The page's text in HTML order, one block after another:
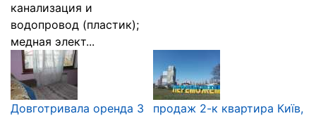
канализация и
водопровод (пластик);
медная элект...
Довготривала оренда 3
продаж 2-к квартира Київ,